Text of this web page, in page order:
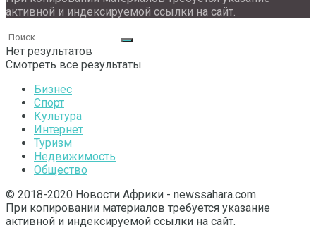
активной и индексируемой ссылки на сайт.
Нет результатов
Смотреть все результаты
Бизнес
Спорт
Культура
Интернет
Туризм
Недвижимость
Общество
© 2018-2020 Новости Африки - newssahara.com.
При копировании материалов требуется указание
активной и индексируемой ссылки на сайт.